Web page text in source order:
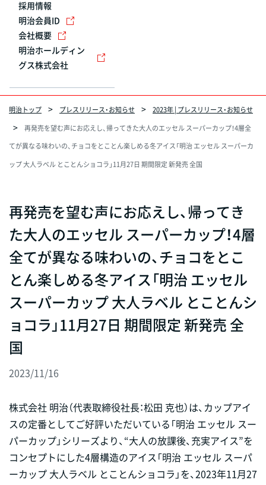
採用情報
明治会員ID
会社概要
明治ホールディン
グス株式会社
明治トップ プレスリリース・お知らせ
2023年 | プレスリリース・お知らせ
再発売を望む声にお応えし、帰ってきた大人のエッセル スーパーカップ！4層全
てが異なる味わいの、チョコをとことん楽しめる冬アイス「明治 エッセル スーパーカ
ップ 大人ラベル とことんショコラ」11月27日 期間限定 新発売 全国
再発売を望む声にお応えし、帰ってき
た大人のエッセル スーパーカップ！4層
全てが異なる味わいの、チョコをとこ
とん楽しめる冬アイス「明治 エッセル
スーパーカップ 大人ラベル とことんシ
ョコラ」11月27日 期間限定 新発売 全
国
2023/11/16
株式会社 明治（代表取締役社長：松田 克也）は、カップアイ
スの定番としてご好評いただいている「明治 エッセル スー
パーカップ」シリーズより、“大人の放課後、充実アイス”を
コンセプトにした4層構造のアイス「明治 エッセル スーパ
ーカップ 大人ラベル とことんショコラ」を、2023年11月27